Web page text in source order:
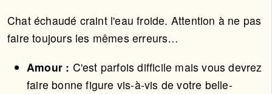
Chat échaudé craint l'eau froide. Attention à ne pas
faire toujours les mêmes erreurs…
Amour : C'est parfois difficile mais vous devrez
faire bonne figure vis-à-vis de votre belle-